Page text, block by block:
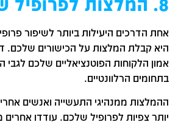
אחת הדרכים היעילות ביותר לשיפור
היא קבלת המלצות על הכישורים שלכם.
אמון הלקוחות הפוטנציאליים שלכם לגבי
בתחומים הרלוונטיים.
ההמלצות ממנהיגי התעשייה ואנשים אחרים
יותר צפיות לפרופיל שלכם. עודדו